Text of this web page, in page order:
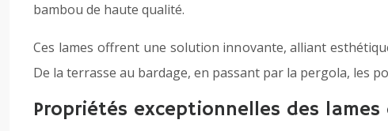
bambou de haute qualité.
Ces lames offrent une solution innovante, alliant
De la terrasse au bardage, en passant par la pergola, les
Propriétés exceptionnelles des